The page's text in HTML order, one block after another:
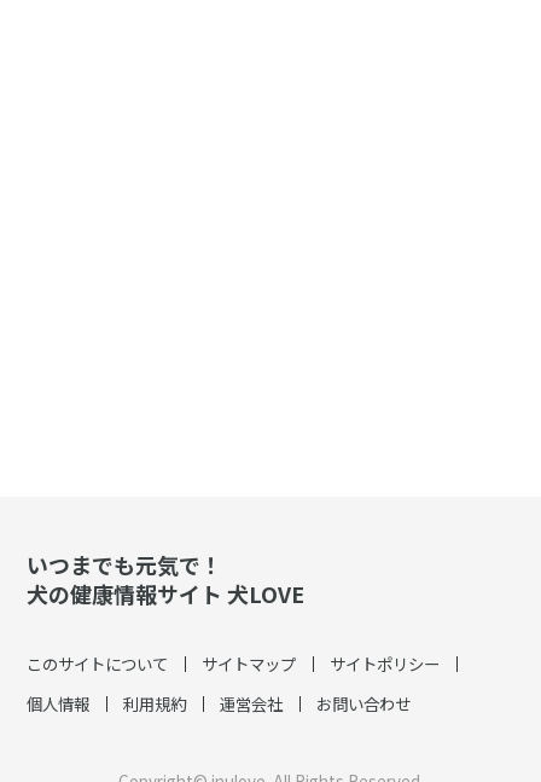
いつまでも元気で！
犬の健康情報サイト 犬LOVE
このサイトについて サイトマップ
サイトポリシー
個人情報
利用規約 運営会社 お問い合わせ